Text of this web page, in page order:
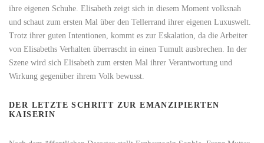
ihre eigenen Schuhe. Elisabeth zeigt sich in diesem Moment volksnah
und schaut zum ersten Mal über den Tellerrand ihrer eigenen Luxuswelt.
Trotz ihrer guten Intentionen, kommt es zur Eskalation, da die Arbeiter
von Elisabeths Verhalten überrascht in einen Tumult ausbrechen. In der
Szene wird sich Elisabeth zum ersten Mal ihrer Verantwortung und
Wirkung gegenüber ihrem Volk bewusst.
DER LETZTE SCHRITT ZUR EMANZIPIERTEN
KAISERIN